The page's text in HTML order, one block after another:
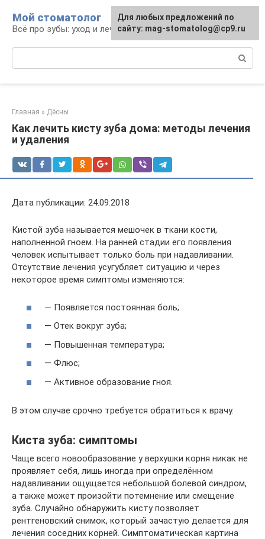
контенту
Мой стоматолог
Всё про зубы: уход и лечение
Главная » Дёсны
Как лечить кисту зуба дома: методы лечения
и удаления
Дата публикации: 24.09.2018
Кистой зуба называется мешочек в ткани кости,
наполненной гноем. На ранней стадии его появления
человек испытывает только боль при надавливании.
Отсутствие лечения усугубляет ситуацию и через
некоторое время симптомы изменяются:
— Появляется постоянная боль;
— Отек вокруг зуба;
— Повышенная температура;
— Флюс;
— Активное образование гноя.
В этом случае срочно требуется обратиться к врачу.
Киста зуба: симптомы
Чаще всего новообразование у верхушки корня никак не
проявляет себя, лишь иногда при определённом
надавливании ощущается небольшой болевой синдром,
а также может произойти потемнение или смещение
зуба. Случайно обнаружить кисту позволяет
рентгеновский снимок, который зачастую делается для
лечения соседних корней. Симптоматическая картина
Для любых предложений по
сайту: mag-stomatolog@cp9.ru